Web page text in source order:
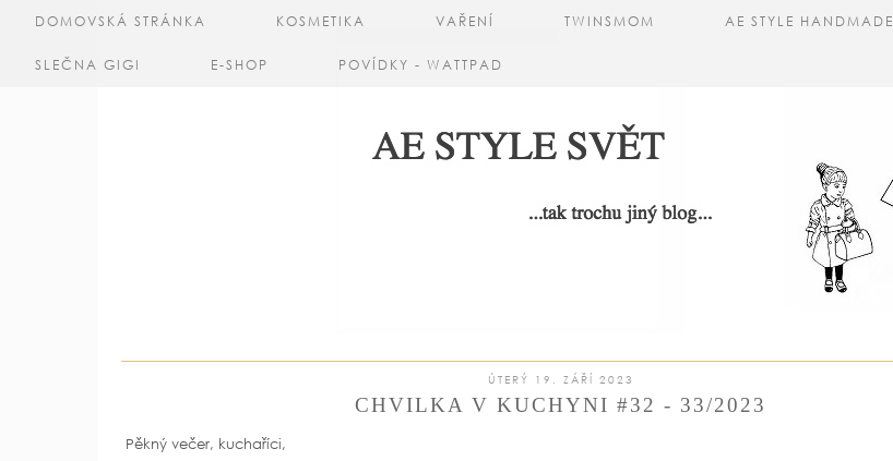
DOMOVSKÁ STRÁNKA KOSMETIKA VAŘENÍ TWINSMOM AE STYLE HANDMADE
SLEČNA GIGI E-SHOP POVÍDKY - WATTPAD
ÚTERÝ 19. ZÁŘÍ 2023
CHVILKA V KUCHYNI #32 - 33/2023
Pěkný večer, kuchaříci,